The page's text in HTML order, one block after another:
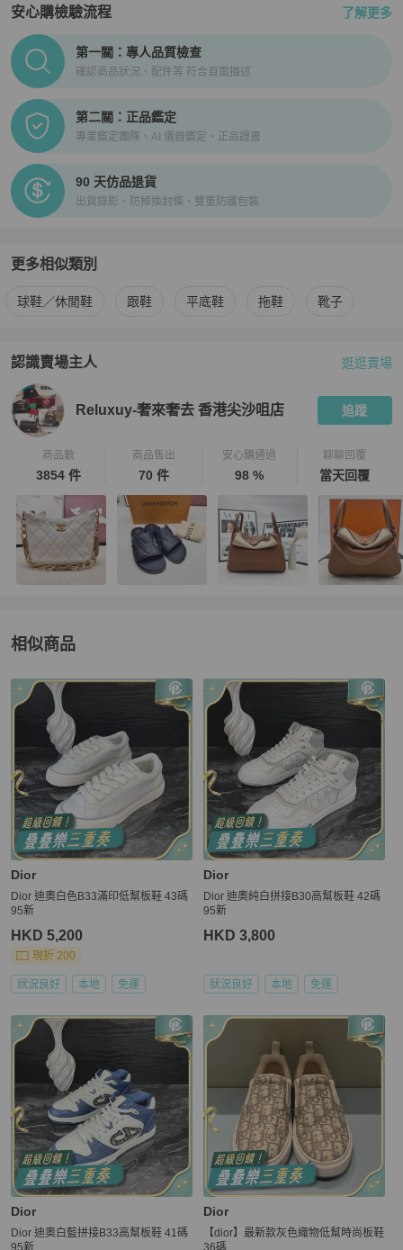
安心購檢驗流程 了解更多
PopChill拍拍圈正品驗證、安心購檢驗流程介紹
第一關：專人品質檢查
確認商品狀況、配件等 符合頁面描述
第二關：正品鑑定
專業鑑定團隊、AI 儀器鑑定、正品證書
90 天仿品退貨
出貨錄影、防掉換封條、雙重防護包裝
更多相似類別
更多Dior女鞋相似商品推薦
球鞋／休閒鞋 跟鞋 平底鞋 拖鞋 靴子
認識賣場主人
PopChill 拍拍圈嚴選賣家 Reluxuy-奢來奢去 香港尖沙咀店介紹
逛逛賣場
Reluxuy-奢來奢去 香港尖沙咀店 追蹤
商品數
3854 件
商品售出
70 件
安心購通過
98 %
聊聊回覆
當天回覆
相似商品
更多相似Dior女鞋推薦精品
Dior
Dior 迪奧白色B33滿印低幫板鞋 43碼
95新
HKD 5,200
現折 200
狀況良好 本地 免運
Dior
Dior 迪奧純白拼接B30高幫板鞋 42碼
95新
HKD 3,800
狀況良好 本地 免運
Dior
Dior 迪奧白藍拼接B33高幫板鞋 41碼
95新
Dior
【dior】最新款灰色織物低幫時尚板鞋
36碼